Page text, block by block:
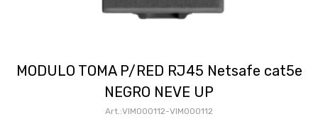
MODULO TOMA P/RED RJ45 Netsafe cat5e
NEGRO NEVE UP
VIM000112-VIM000112